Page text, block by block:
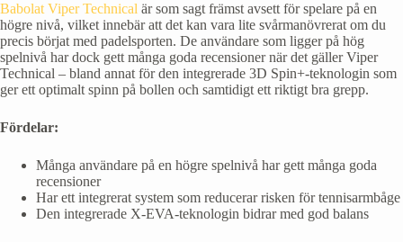
Babolat Viper Technical är som sagt främst avsett för spelare på en
högre nivå, vilket innebär att det kan vara lite svårmanövrerat om du
precis börjat med padelsporten. De användare som ligger på hög
spelnivå har dock gett många goda recensioner när det gäller Viper
Technical – bland annat för den integrerade 3D Spin+-teknologin som
ger ett optimalt spinn på bollen och samtidigt ett riktigt bra grepp.
Fördelar:
Många användare på en högre spelnivå har gett många goda
recensioner
Har ett integrerat system som reducerar risken för tennisarmbåge
Den integrerade X-EVA-teknologin bidrar med god balans